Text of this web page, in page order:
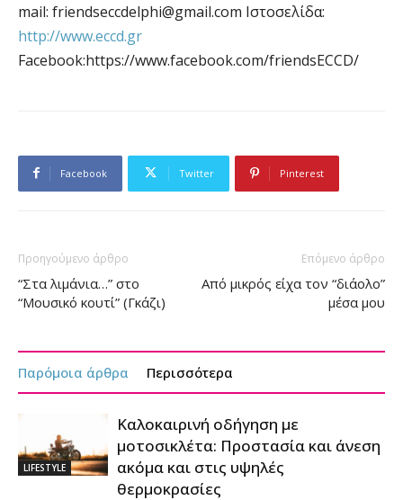
mail: friendseccdelphi@gmail.com Ιστοσελίδα:
http://www.eccd.gr
Facebook:https://www.facebook.com/friendsECCD/
Facebook Twitter Pinterest
Προηγούμενο άρθρο
“Στα λιμάνια…” στο
“Μουσικό κουτί” (Γκάζι)
Επόμενο άρθρο
Από μικρός είχα τον “διάολο”
μέσα μου
Παρόμοια άρθρα Περισσότερα
LIFESTYLE
Καλοκαιρινή οδήγηση με
μοτοσικλέτα: Προστασία και άνεση
ακόμα και στις υψηλές
θερμοκρασίες